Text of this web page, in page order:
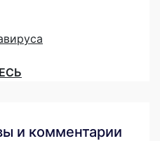
и комментарии